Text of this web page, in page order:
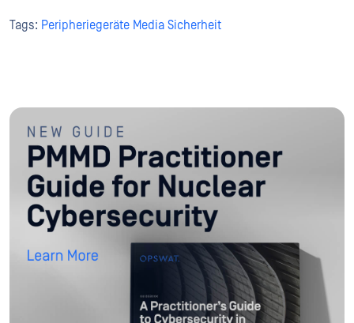
Tags: Peripheriegeräte Media Sicherheit